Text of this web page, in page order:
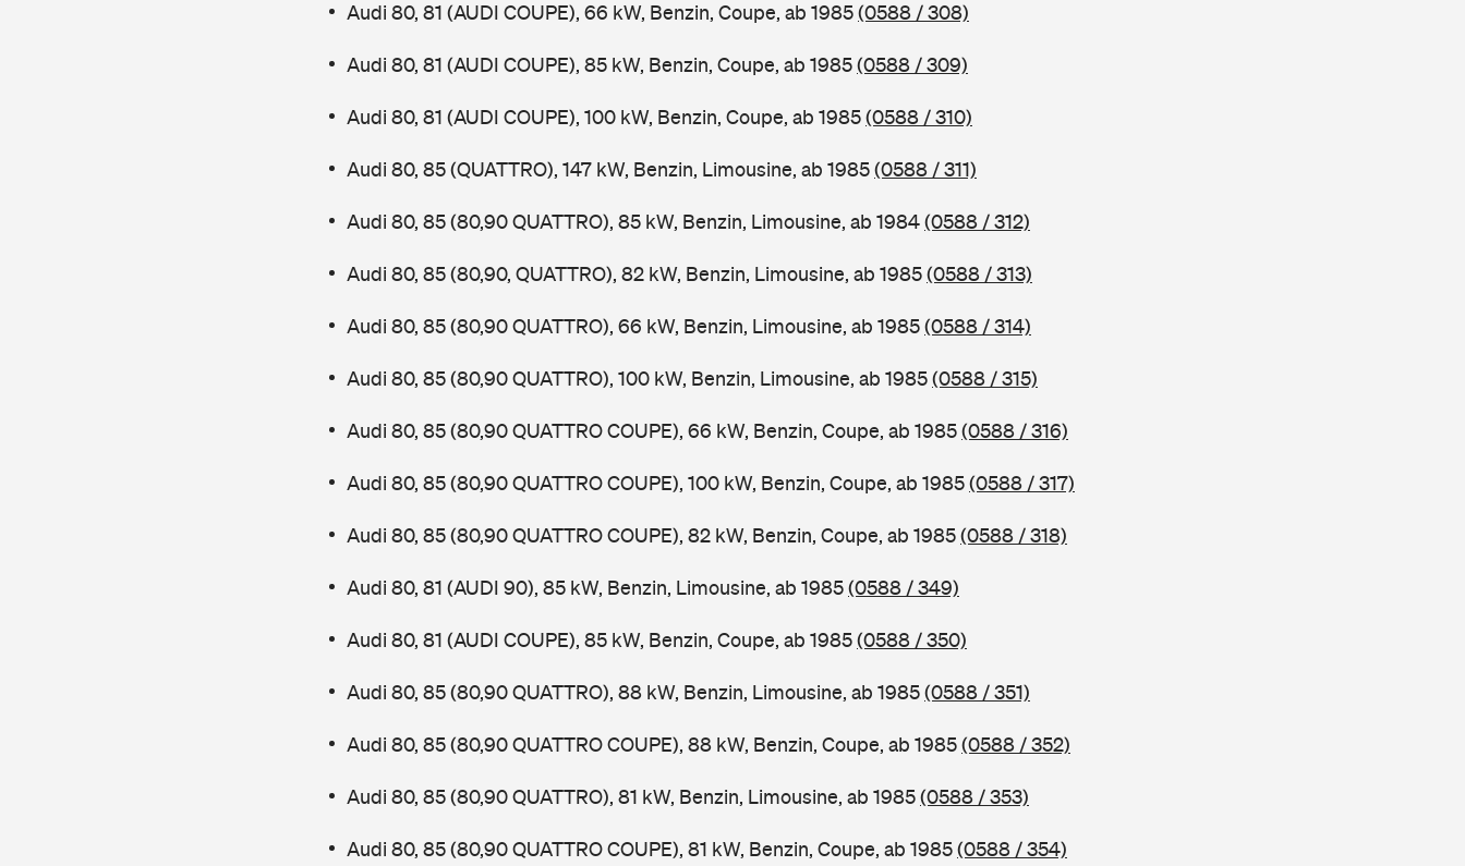
Audi 80, 81 (AUDI COUPE), 66 kW, Benzin, Coupe, ab 1985(0588 / 308)
Audi 80, 81 (AUDI COUPE), 85 kW, Benzin, Coupe, ab 1985(0588 / 309)
Audi 80, 81 (AUDI COUPE), 100 kW, Benzin, Coupe, ab 1985(0588 / 310)
Audi 80, 85 (QUATTRO), 147 kW, Benzin, Limousine, ab 1985(0588 / 311)
Audi 80, 85 (80,90 QUATTRO), 85 kW, Benzin, Limousine, ab 1984(0588 / 312)
Audi 80, 85 (80,90, QUATTRO), 82 kW, Benzin, Limousine, ab 1985(0588 / 313)
Audi 80, 85 (80,90 QUATTRO), 66 kW, Benzin, Limousine, ab 1985(0588 / 314)
Audi 80, 85 (80,90 QUATTRO), 100 kW, Benzin, Limousine, ab 1985(0588 / 315)
Audi 80, 85 (80,90 QUATTRO COUPE), 66 kW, Benzin, Coupe, ab 1985(0588 / 316)
Audi 80, 85 (80,90 QUATTRO COUPE), 100 kW, Benzin, Coupe, ab 1985(0588 / 317)
Audi 80, 85 (80,90 QUATTRO COUPE), 82 kW, Benzin, Coupe, ab 1985(0588 / 318)
Audi 80, 81 (AUDI 90), 85 kW, Benzin, Limousine, ab 1985(0588 / 349)
Audi 80, 81 (AUDI COUPE), 85 kW, Benzin, Coupe, ab 1985(0588 / 350)
Audi 80, 85 (80,90 QUATTRO), 88 kW, Benzin, Limousine, ab 1985(0588 / 351)
Audi 80, 85 (80,90 QUATTRO COUPE), 88 kW, Benzin, Coupe, ab 1985(0588 / 352)
Audi 80, 85 (80,90 QUATTRO), 81 kW, Benzin, Limousine, ab 1985(0588 / 353)
Audi 80, 85 (80,90 QUATTRO COUPE), 81 kW, Benzin, Coupe, ab 1985(0588 / 354)